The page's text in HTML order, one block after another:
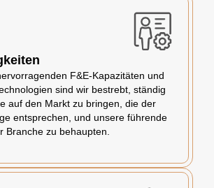
F&E-Kapazitäten und
sind wir bestrebt, ständig
auf den Markt zu bringen, die der
entsprechen, und unsere führende
Branche zu behaupten.